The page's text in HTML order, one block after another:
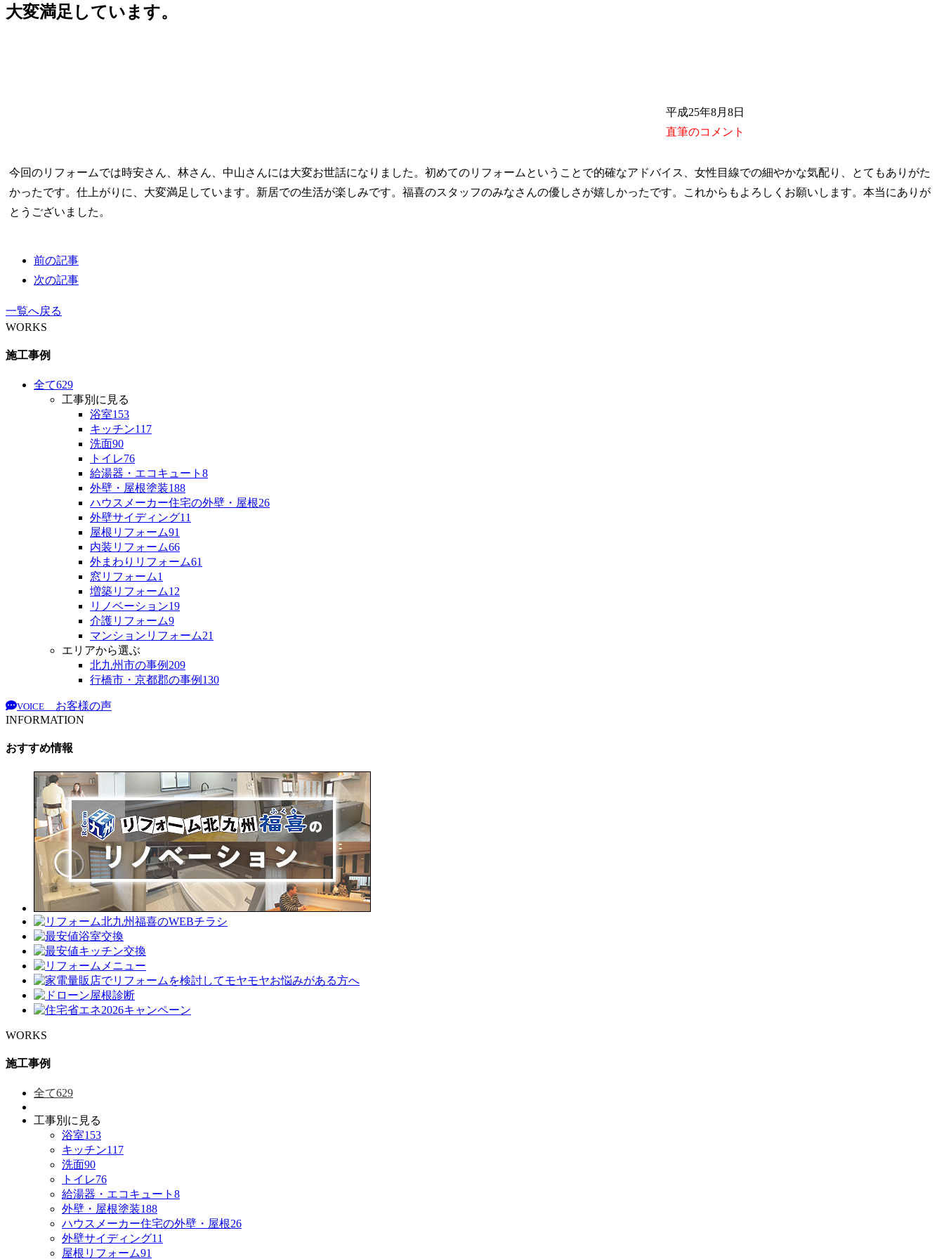
大変満足しています。
平成25年8月8日
直筆のコメント
今回のリフォームでは時安さん、林さん、中山さんには大変お世話になりました。初めてのリフォームということで的確なアドバイス、女性目線での細やかな気配り、とてもありがた
かったです。仕上がりに、大変満足しています。新居での生活が楽しみです。福喜のスタッフのみなさんの優しさが嬉しかったです。これからもよろしくお願いします。本当にありが
とうございました。
前の記事
次の記事
一覧へ戻る
WORKS
施工事例
全て629
工事別に見る
浴室153
キッチン117
洗面90
トイレ76
給湯器・エコキュート 8
外壁・屋根塗装188
ハウスメーカー住宅の外壁・屋根26
外壁サイディング11
屋根リフォーム91
内装リフォーム66
外まわりリフォーム61
窓リフォーム1
増築リフォーム12
リノベーション19
介護リフォーム9
マンションリフォーム21
エリアから選ぶ
北九州市の事例 209
行橋市・京都郡の事例 130
VOICE
お客様の声
INFORMATION
おすすめ情報
WORKS
施工事例
全て629
工事別に見る
浴室153
キッチン117
洗面90
トイレ76
給湯器・エコキュート 8
外壁・屋根塗装188
ハウスメーカー住宅の外壁・屋根26
外壁サイディング11
屋根リフォーム91